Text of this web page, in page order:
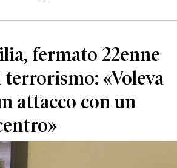
fermato 22enne
terrorismo: «Voleva
attacco con un